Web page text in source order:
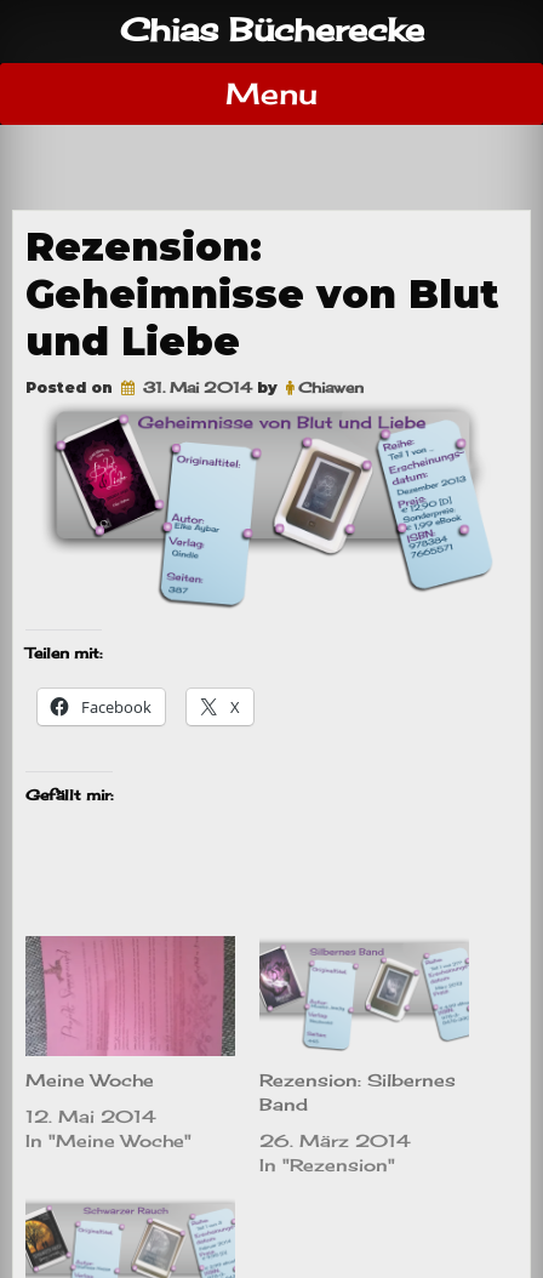
content
Chias Bücherecke
Menu
Rezension:
Geheimnisse von Blut
und Liebe
Posted on 31. Mai 2014by Chiawen
Teilen mit:
Facebook X
Gefällt mir:
Meine Woche
12. Mai 2014
In "Meine Woche"
Rezension: Silbernes
Band
26. März 2014
In "Rezension"